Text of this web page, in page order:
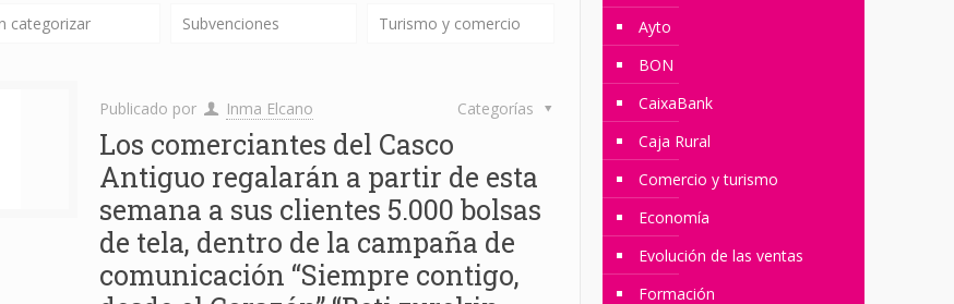
categorizar Subvenciones Turismo y comercio
Publicado por Inma Elcano Categorías
Los comerciantes del Casco
Antiguo regalarán a partir de esta
semana a sus clientes 5.000 bolsas
de tela, dentro de la campaña de
comunicación “Siempre contigo,
Ayto
BON
CaixaBank
Caja Rural
Comercio y turismo
Economía
Evolución de las ventas
Formación